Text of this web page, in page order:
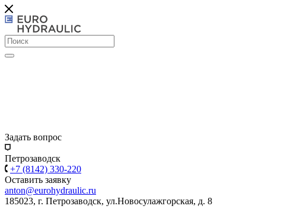
Задать вопрос
Петрозаводск
+7 (8142) 330-220
Оставить заявку
anton@eurohydraulic.ru
185023, г. Петрозаводск, ул.Новосулажгорская, д. 8